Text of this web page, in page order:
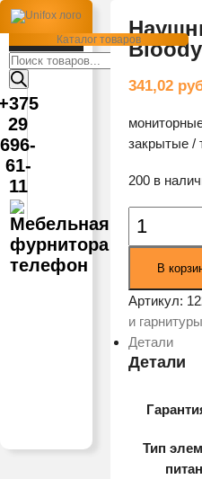
Каталог товаров
Поиск
товаров
29
696-
61-
11
341,02
закрытые /
200 в
Количество
товара
Bloody
MR710
Grey
В
Артикул:
и гарнитуры
Детали
Детали
Тип